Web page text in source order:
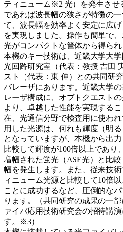
ティニューム※2 光）を発生させ
であれば波長幅の狭さが特徴の
て、波長幅を効率よく安定に広
を実現しました。操作も簡単で
光がコンパクトな筐体から得られ
本機のキー技術は、近畿大学大
光回路研究室（代表：教授 吉田
スト（代表：東 伸）との共同研
バレーザにあります。近畿大学
レーザ構成に、オプトクエスト
より、卓越した性能を実現する
在、光通信分野で検査用に使わ
用した光源は、何れも輝度（明
となっていますが、本機から出
比較して輝度が100倍以上であり
増幅された蛍光（ASE光）と比
幅を発生します。また、従来技
ィニューム光源と比較して10倍
ことに成功するなど、圧倒的な
ります。（共同研究の成果の一
ァイバ応用技術研究会の招待講
す。※3）